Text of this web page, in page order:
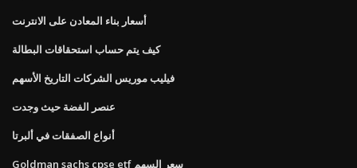
أسعار بناء المعادن على الانترنت
كيف يتم حساب استحقاقات البطالة
فيليب موريس الشركات التاريخ الأسهم
عنصر الفضة حيث وجدت
أنواع الصفقات في ألبرتا
Goldman sachs cpse etf سعر السهم